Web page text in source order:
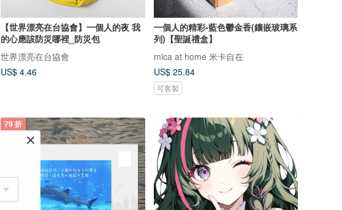
【世界漂亮在台協會】一個人的夜 我
的心應該防災哪裡_防災包
世界漂亮在台協會
US$ 4.46
一個人的精彩-藍色鬱金香(鑲嵌玻璃系
列)【聖誕禮盒】
mica at home 米卡自在
US$ 25.84
可客製
79 折